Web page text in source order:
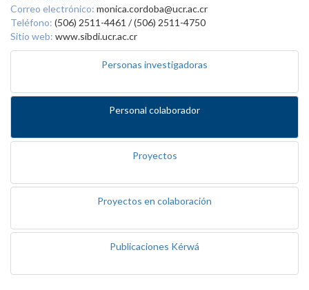
Correo electrónico: monica.cordoba@ucr.ac.cr
Teléfono: (506) 2511-4461 / (506) 2511-4750
Sitio web: www.sibdi.ucr.ac.cr
Personas investigadoras
Personal colaborador
Proyectos
Proyectos en colaboración
Publicaciones Kérwá